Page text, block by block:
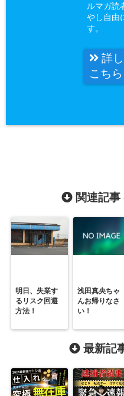
ルマガ読
やし自由
す。
詳
こちら
関連記事
明日、失業す
るリスク回避
方法！
浅田真央ちゃ
んお帰りなさ
い！
最新記